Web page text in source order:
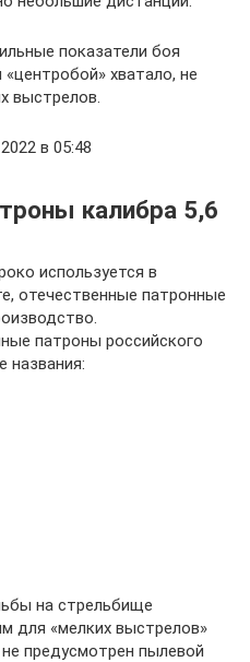
показатели боя
хватало, не
выстрелов.
в 05:48
калибра 5,6
используется в
отечественные патронные
патроны российского
названия:
на стрельбище
для «мелких выстрелов»
предусмотрен пылевой